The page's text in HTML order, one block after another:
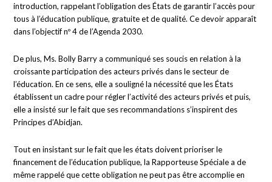
introduction, rappelant l’obligation des États de garantir l’accès pour
tous à l’éducation publique, gratuite et de qualité. Ce devoir apparaît
dans l’objectif nº 4 de l’Agenda 2030.
De plus, Ms. Bolly Barry a communiqué ses soucis en relation à la
croissante participation des acteurs privés dans le secteur de
l’éducation. En ce sens, elle a souligné la nécessité que les États
établissent un cadre pour régler l’activité des acteurs privés et puis,
elle a insisté sur le fait que ses recommandations s’inspirent des
Principes d’Abidjan.
Tout en insistant sur le fait que les états doivent prioriser le
financement de l’éducation publique, la Rapporteuse Spéciale a de
même rappelé que cette obligation ne peut pas être accomplie en